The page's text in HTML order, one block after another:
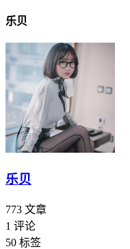
乐贝
乐贝
773 文章
1 评论
50 标签